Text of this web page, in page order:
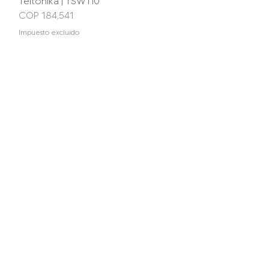
Precio
COP 184,541
Impuesto excluido